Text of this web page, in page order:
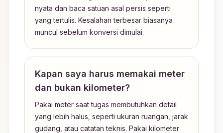
nyata dan baca satuan asal persis seperti
yang tertulis. Kesalahan terbesar biasanya
muncul sebelum konversi dimulai.
Kapan saya harus memakai meter
dan bukan kilometer?
Pakai meter saat tugas membutuhkan detail
yang lebih halus, seperti ukuran ruangan, jarak
gudang, atau catatan teknis. Pakai kilometer